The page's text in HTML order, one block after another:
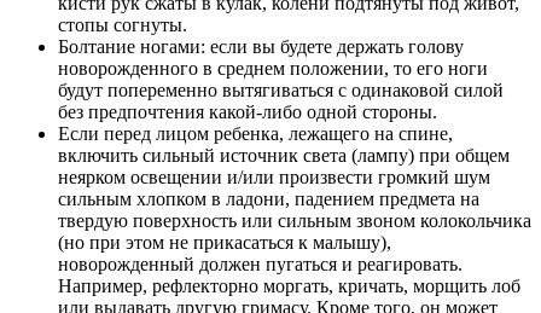
стопы согнуты.
Болтание ногами: если вы будете держать голову
новорожденного в среднем положении, то его ноги
будут попеременно вытягиваться с одинаковой силой
без предпочтения какой-либо одной стороны.
Если перед лицом ребенка, лежащего на спине,
включить сильный источник света (лампу) при общем
неярком освещении и/или произвести громкий шум
сильным хлопком в ладони, падением предмета на
твердую поверхность или сильным звоном колокольчика
(но при этом не прикасаться к малышу),
новорожденный должен пугаться и реагировать.
Например, рефлекторно моргать, кричать, морщить лоб
или выдавать другую гримасу. Кроме того, он может